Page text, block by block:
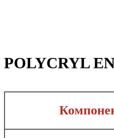
POLYCRYL